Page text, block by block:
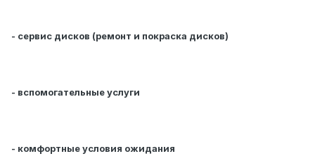
- сервис дисков (ремонт и покраска дисков)
- вспомогательные услуги
- комфортные условия ожидания